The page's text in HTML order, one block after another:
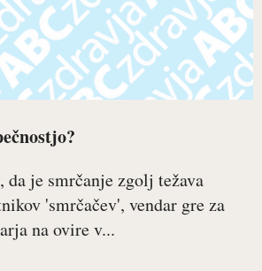
da je smrčanje zgolj težava
'smrčačev', vendar gre za
na ovire v...